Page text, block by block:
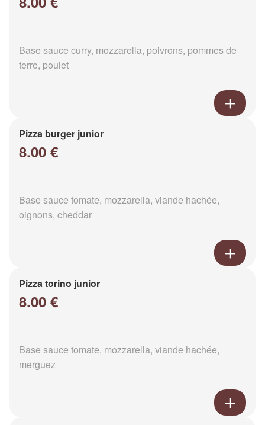
Base sauce curry, mozzarella, poivrons, pommes de
terre, poulet
Pizza burger junior
8.00 €
Base sauce tomate, mozzarella, viande hachée,
oignons, cheddar
Pizza torino junior
8.00 €
Base sauce tomate, mozzarella, viande hachée,
merguez